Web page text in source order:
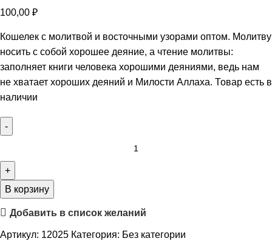
100,00 ₽
Кошелек с молитвой и восточными узорами оптом. Молитву
носить с собой хорошее деяние, а чтение молитвы:
заполняет книги человека хорошими деяниями, ведь нам
не хватает хороших деяний и Милости Аллаха. Товар есть в
наличии
В корзину
Добавить в список желаний
Артикул: 12025 Категория: Без категории